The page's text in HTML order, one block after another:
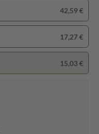
42,59 €
17,27 €
15,03 €